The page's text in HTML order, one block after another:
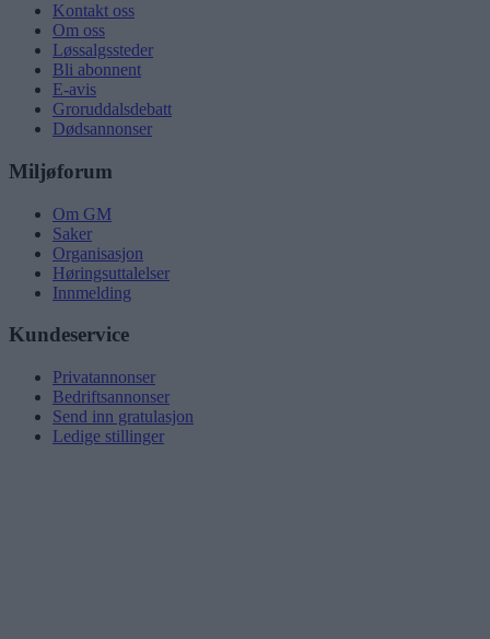
Kontakt oss
Om oss
Løssalgssteder
Bli abonnent
E-avis
Groruddalsdebatt
Dødsannonser
Miljøforum
Om GM
Saker
Organisasjon
Høringsuttalelser
Innmelding
Kundeservice
Privatannonser
Bedriftsannonser
Send inn gratulasjon
Ledige stillinger